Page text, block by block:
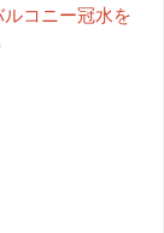
コニー冠水を